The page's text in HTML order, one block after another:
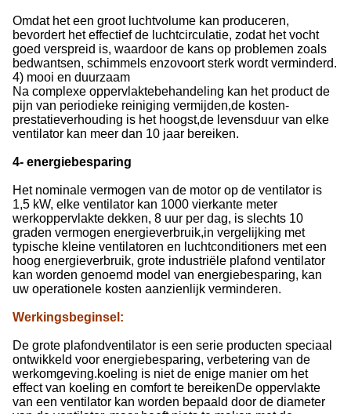
Omdat het een groot luchtvolume kan produceren,
bevordert het effectief de luchtcirculatie, zodat het vocht
goed verspreid is, waardoor de kans op problemen zoals
bedwantsen, schimmels enzovoort sterk wordt verminderd.
4) mooi en duurzaam
Na complexe oppervlaktebehandeling kan het product de
pijn van periodieke reiniging vermijden,de kosten-
prestatieverhouding is het hoogst,de levensduur van elke
ventilator kan meer dan 10 jaar bereiken.
4- energiebesparing
Het nominale vermogen van de motor op de ventilator is
1,5 kW, elke ventilator kan 1000 vierkante meter
werkoppervlakte dekken, 8 uur per dag, is slechts 10
graden vermogen energieverbruik,in vergelijking met
typische kleine ventilatoren en luchtconditioners met een
hoog energieverbruik, grote industriële plafond ventilator
kan worden genoemd model van energiebesparing, kan
uw operationele kosten aanzienlijk verminderen.
Werkingsbeginsel :
De grote plafondventilator is een serie producten speciaal
ontwikkeld voor energiebesparing, verbetering van de
werkomgeving.koeling is niet de enige manier om het
effect van koeling en comfort te bereikenDe oppervlakte
van een ventilator kan worden bepaald door de diameter